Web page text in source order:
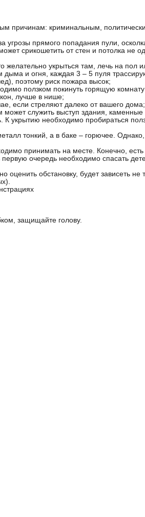
причинам: криминальным,
прямого попадания пули,
срикошетить от стен и потолка не
желательно укрыться там, лечь на пол
и огня, каждая 3 – 5 пуля
поэтому риск пожара высок;
ползком покинуть горящую
лучше в нише;
если стреляют далеко от вашего дома;
служить выступ здания,
укрытию необходимо пробираться
тонкий, а в баке – горючее.
принимать на месте. Конечно,
первую очередь необходимо спасать
обстановку, будет зависеть не
защищайте голову.